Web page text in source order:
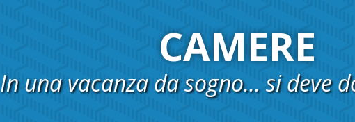
CAMERE
In una vacanza da sogno... si deve